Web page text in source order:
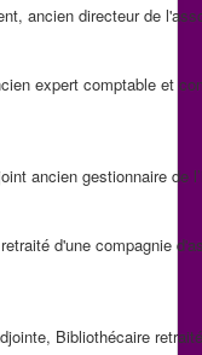
ancien directeur de
expert comptable et
ancien gestionnaire de
d'une compagnie
Bibliothécaire